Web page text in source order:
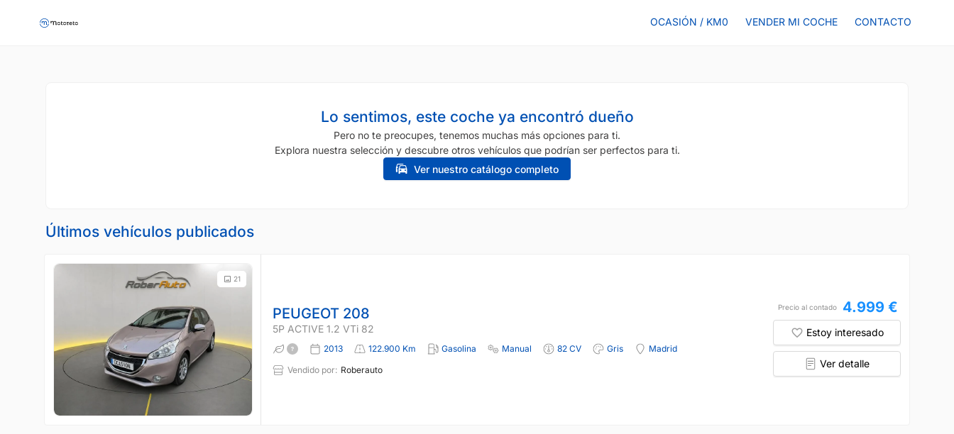
OCASIÓN / KM0 VENDER MI COCHE CONTACTO
Lo sentimos, este coche ya encontró dueño
Pero no te preocupes, tenemos muchas más opciones para ti.
Explora nuestra selección y descubre otros vehículos que podrían ser perfectos para ti.
Ver nuestro catálogo completo
Últimos vehículos publicados
21
PEUGEOT 208
5P ACTIVE 1.2 VTi 82
2013 122.900 Km Gasolina Manual 82 CV Gris
Madrid
Vendido por: Roberauto
Precio al contado 4.999 €
Estoy interesado
Ver detalle